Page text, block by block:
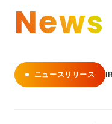
News
ニュースリリース